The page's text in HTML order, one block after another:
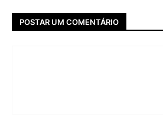
POSTAR UM COMENTÁRIO